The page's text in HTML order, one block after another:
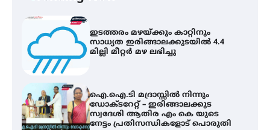
ഇടത്തരം മഴയ്ക്കും കാറ്റിനും
സാധ്യത ഇരിങ്ങാലക്കുടയിൽ 4.4
മില്ലി മീറ്റർ മഴ ലഭിച്ചു
ഐ.ഐ.ടി മദ്രാസ്സിൽ നിന്നും
ഡോക്ടറേറ്റ് – ഇരിങ്ങാലക്കുട
സ്വദേശി ആതിര എം കെ യുടെ
നേട്ടം പ്രതിസന്ധികളോട് പൊരുതി